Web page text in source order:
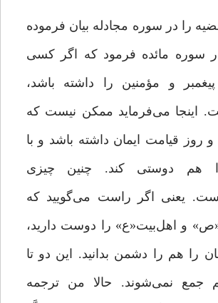
را در سوره مجادله بیان فرموده
سوره مائده فرمود که اگر کسی
و مؤمنین را داشته باشد،
اینجا مى‌‌فرماید ممکن نیست که
روز قیامت ایمان داشته باشد و با
هم دوستى کند. چنین چیزى
یعنى اگر راست مى‌‌گویید که
و اهل‌بیت«ع» را دوست دارید،
را هم را دشمن بدانید. این دو تا
جمع نمى‌‌شوند. حالا من ترجمه